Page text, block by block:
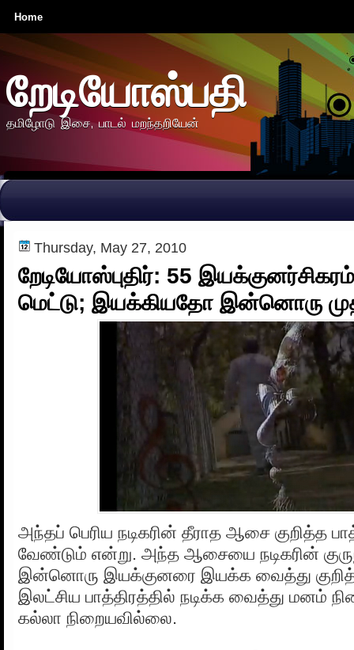
Home
றேடியோஸ்பதி
தமிழோடு இசை, பாடல் மறந்தறியேன்
Thursday, May 27, 2010
றேடியோஸ்புதிர்: 55
மெட்டு; இயக்கியதோ இன்னொரு
அந்தப் பெரிய நடிகரின் தீராத ஆசை குறித்த
வேண்டும் என்று. அந்த ஆசையை நடிகரின்
இன்னொரு இயக்குனரை இயக்க வைத்து
இலட்சிய பாத்திரத்தில் நடிக்க வைத்து மனம்
கல்லா நிறையவில்லை.